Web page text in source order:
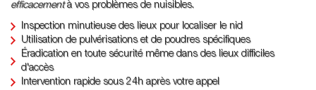
efficacementà vos problèmes de nuisibles.
Inspection minutieuse des lieux pour localiser le nid
Utilisation de pulvérisations et de poudres spécifiques
Éradication en toute sécurité même dans des lieux difficiles
d'accès
Intervention rapide sous 24h après votre appel